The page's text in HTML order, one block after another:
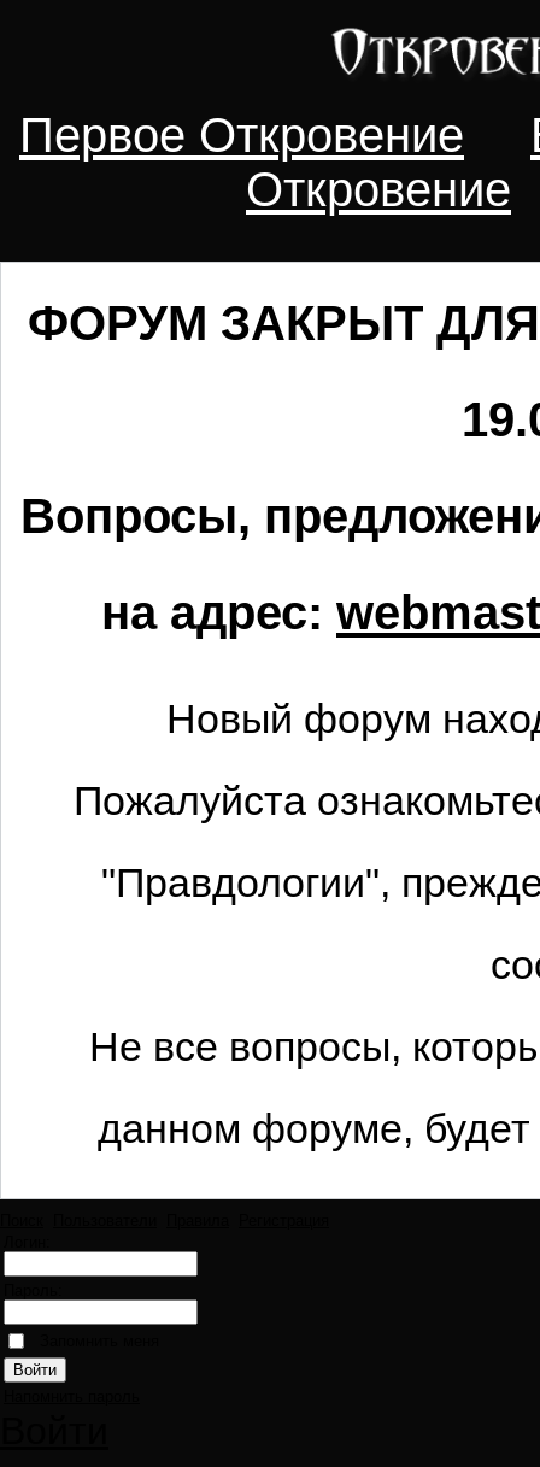
Первое Откровение
Откровение
ФОРУМ ЗАКРЫТ
Вопросы,
на адрес:
Новый форум
Пожалуйста
"Правдологии",
Не все вопросы,
данном форуме,